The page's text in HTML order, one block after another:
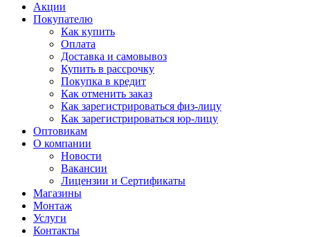
Акции
Покупателю
Как купить
Оплата
Доставка и самовывоз
Купить в рассрочку
Покупка в кредит
Как отменить заказ
Как зарегистрироваться физ-лицу
Как зарегистрироваться юр-лицу
Оптовикам
О компании
Новости
Вакансии
Лицензии и Сертификаты
Магазины
Монтаж
Услуги
Контакты